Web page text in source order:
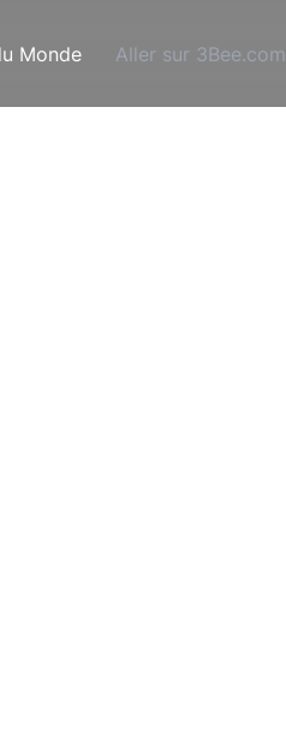
Monde Aller sur 3Bee.com